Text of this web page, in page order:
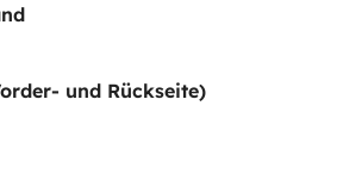
und Rückseite)